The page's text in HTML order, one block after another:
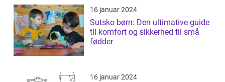
16 januar 2024
Sutsko børn: Den ultimative guide
til komfort og sikkerhed til små
fødder
16 januar 2024